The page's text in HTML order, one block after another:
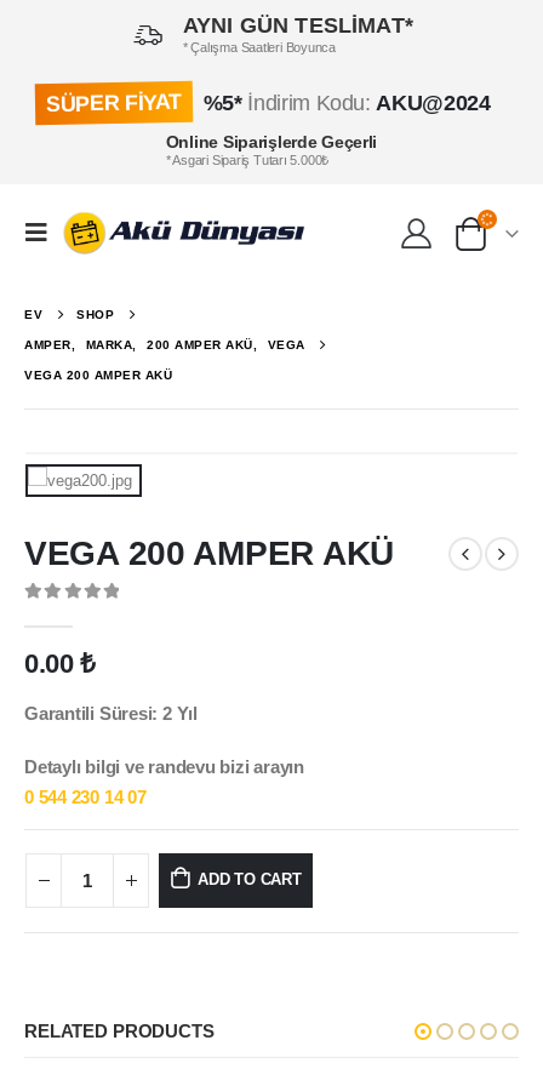
AYNI GÜN TESLİMAT*
* Çalışma Saatleri Boyunca
SÜPER FİYAT %5*İndirim Kodu:AKU@2024
Online Siparişlerde Geçerli
* Asgari Sipariş Tutarı 5.000₺
EV SHOP
AMPER MARKA 200 AMPER AKÜ VEGA
VEGA 200 AMPER AKÜ
VEGA 200 AMPER AKÜ
0.00 ₺
Garantili Süresi: 2 Yıl
Detaylı bilgi ve randevu bizi arayın
0 544 230 14 07
ADD TO CART
RELATED PRODUCTS